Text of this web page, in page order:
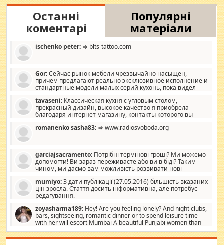
Останні
коментарі
Популярні
матеріали
ischenko peter: ⇒ blts-tattoo.com
Gor:Сейчас рынок мебели чрезвычайно насыщен,
причем предлагают реально эксклюзивное исполнение и
стандартные модели малых серий кухонь, пока видел
стандартные формы, в MebelOk, креативненько и что главное -
со вкусом все в порядке, без ненужных наворотов удорожающих
мебель, а это не последний фактор.
tavaseni: Классическая кухня с угловым столом,
прекрасный дизайн, высокое качество я приобрела
благодаря интернет магазину, контакты которого вы
romanenko sasha83: ⇒ www.radiosvoboda.org
garciajsacramento: Потрібні термінові гроші? Ми можемо
допомогти! Ви зараз переживаєте або ви в біді? Таким
чином, ми даємо вам можливість розвивати нові
допомагати людям, які намагаються дати їм шанс. Кожен
заслуговує на другий шанс, і, оскільки влада не зможе, вони
повинні приймати від інших. Для нас нема багато суми, і зрілість
витрат, а тільки узгоджених сум і нічого іншого. Не чекайте і не
коментуйте цей пост. Введіть суму, яку ви хочете подати, і ми
зв'яжемося з вами з усіма варіантами. зв'яжіться з нами
сьогодні на garciajsacramento@gmail.com Вам потрібні термінові
гроші? Ми можемо допомогти!
mumiyo:З дати публікації (27.05.2016) більшість вказаних
цін зросла. Стаття досить інформативна, але потребує
редагування.
zoyasharma189: Hey! Are you feeling lonely? And night clubs,
bars, sightseeing, romantic dinner or to spend leisure time
with her will escort Mumbai A beautiful Punjabi women than
sexy escort companion in arms that you guys feel like 5 star luxury
hotel had to spend the night in their search for loved solitaire free